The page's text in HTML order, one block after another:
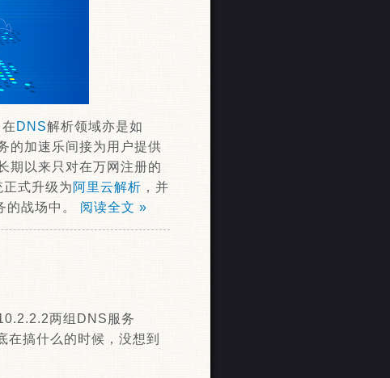
DNS解析领域亦是如
的加速乐间接为用户提供
期以来只对在万网注册的
式升级为 阿里云解析 ，并
的战场中。 阅读全文 »
两组DNS服务
在搞什么的时候，没想到